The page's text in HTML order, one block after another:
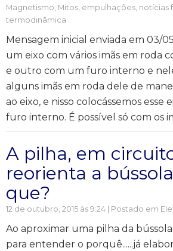
Magnetismo, Mitos, empulhações, notícias
termodinâmica
Mensagem inicial enviada em 03/
um eixo com vários imãs em roda
e outro com um furo interno e
alguns imãs em roda dele de
ao eixo, e nisso colocássemos esse
furo interno. É possível só com os
A pilha, em
reorienta a
que?
12 de outubro, 2015 às 9:24 | Postado em
Ao aproximar uma pilha da
para entender o porquê......já